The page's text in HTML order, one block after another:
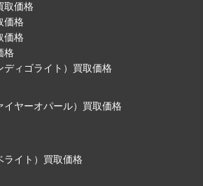
取価格
価格
価格
格
ディゴライト）買取価格
イヤーオパール）買取価格
ライト）買取価格